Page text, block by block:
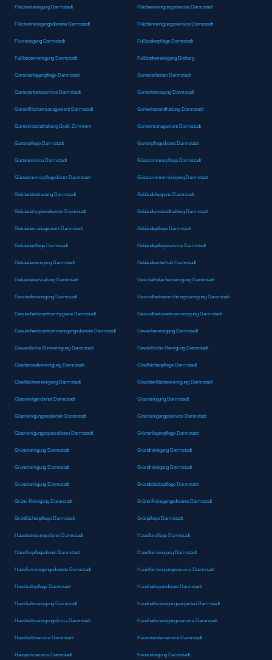
Flächenreinigung Darmstadt Flächenreinigungsdienste Darmstadt
Flächenreinigungsdienste Darmstadt Flächenreinigungsservice Darmstadt
Flurreinigung Darmstadt Fußbodenpflege Darmstadt
Fußbodenreinigung Darmstadt Fußbodenreinigung Dieburg
Gartenanlagenpflege Darmstadt Gartenarbeiten Darmstadt
Gartenarbeitsservice Darmstadt Gartenbetreuung Darmstadt
Gartenflächenmanagement Darmstadt Garteninstandhaltung Darmstadt
Garteninstandhaltung Groß-Zimmern Gartenmanagement Darmstadt
Gartenpflege Darmstadt Gartenpflegedienst Darmstadt
Gartenservice Darmstadt Gästezimmerpflege Darmstadt
Gästezimmerpflegedienst Darmstadt Gästezimmerreinigung Darmstadt
Gebäudebetreuung Darmstadt Gebäudehygiene Darmstadt
Gebäudehygienedienste Darmstadt Gebäudeinstandhaltung Darmstadt
Gebäudemanagement Darmstadt Gebäudepflege Darmstadt
Gebäudepflege Darmstadt Gebäudepflegeservice Darmstadt
Gebäudereinigung Darmstadt Gebäudeunterhalt Darmstadt
Gebäudeverwaltung Darmstadt Geschäftsflächenreinigung Darmstadt
Geschäftsreinigung Darmstadt Gesundheitseinrichtungsreinigung Darmstadt
Gesundheitszentrumhygiene Darmstadt Gesundheitszentrumreinigung Darmstadt
Gesundheitszentrumreinigungsdienste Darmstadt Gewerbereinigung Darmstadt
Gewerbliche Büroreinigung Darmstadt Gewerbliche Reinigung Darmstadt
Glasfassadenreinigung Darmstadt Glasflächenpflege Darmstadt
Glasflächenreinigung Darmstadt Glasoberflächenreinigung Darmstadt
Glasreinigerdienst Darmstadt Glasreinigung Darmstadt
Glasreinigungsexperten Darmstadt Glasreinigungsservice Darmstadt
Glasreinigungsspezialisten Darmstadt Grünanlagenpflege Darmstadt
Grundreinigung Darmstadt Grundreinigung Darmstadt
Grundreinigung Darmstadt Grundreinigung Darmstadt
Grundreinigung Darmstadt Grundstückspflege Darmstadt
Grüne Reinigung Darmstadt Grüne Reinigungsdienste Darmstadt
Grünflächenpflege Darmstadt Grünpflege Darmstadt
Hausbetreuungsdienst Darmstadt Hausflurpflege Darmstadt
Hausflurpflegedienst Darmstadt Hausflurreinigung Darmstadt
Hausflurreinigungsdienste Darmstadt Hausflurreinigungsservice Darmstadt
Haushaltspflege Darmstadt Haushaltsputzdienst Darmstadt
Haushaltsreinigung Darmstadt Haushaltsreinigungsexperten Darmstadt
Haushaltsreinigungsfirma Darmstadt Haushaltsreinigungsservice Darmstadt
Haushaltsservice Darmstadt Hausmeisterservice Darmstadt
Hausputzservice Darmstadt Hausreinigung Darmstadt